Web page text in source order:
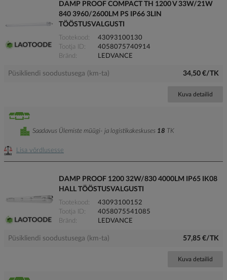
DAMP PROOF COMPACT TH 1200 V 33W/21W
840 3960/2600LM PS IP66 3LIN
TÖÖSTUSVALGUSTI
Tootekood
43093100130
Tootja ID
4058075740914
Bränd
LEDVANCE
Püsikliendi soodustusega (km-ta) 34,50 €/TK
Kuva detailid
Lisa võrdlusesse
Saadavus Ülemiste müügi- ja logistikakeskuses 18 TK
DAMP PROOF 1200 32W/830 4000LM IP65 IK08
HALL TÖÖSTUSVALGUSTI
Tootekood
43093100152
Tootja ID
4058075541085
Bränd
LEDVANCE
Püsikliendi soodustusega (km-ta) 57,85 €/TK
Kuva detailid